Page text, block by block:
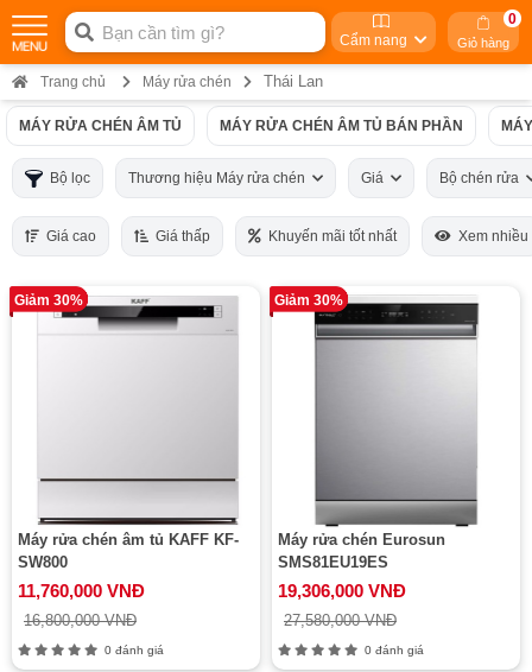
Cẩm nang Giỏ hàng
0
Trang chủ Máy rửa chén Thái Lan
MÁY RỬA CHÉN ÂM TỦ MÁY RỬA CHÉN ÂM TỦ BÁN PHẦN
Bộ lọc Thương hiệu Máy rửa chén Giá Bộ chén rửa
Giá cao Giá thấp Khuyến mãi tốt nhất Xem nhiều
Giảm 30%
Máy rửa chén âm tủ KAFF KF-
SW800
11,760,000 VNĐ
16,800,000 VNĐ
0 đánh giá
Giảm 30%
Máy rửa chén Eurosun
SMS81EU19ES
19,306,000 VNĐ
27,580,000 VNĐ
0 đánh giá